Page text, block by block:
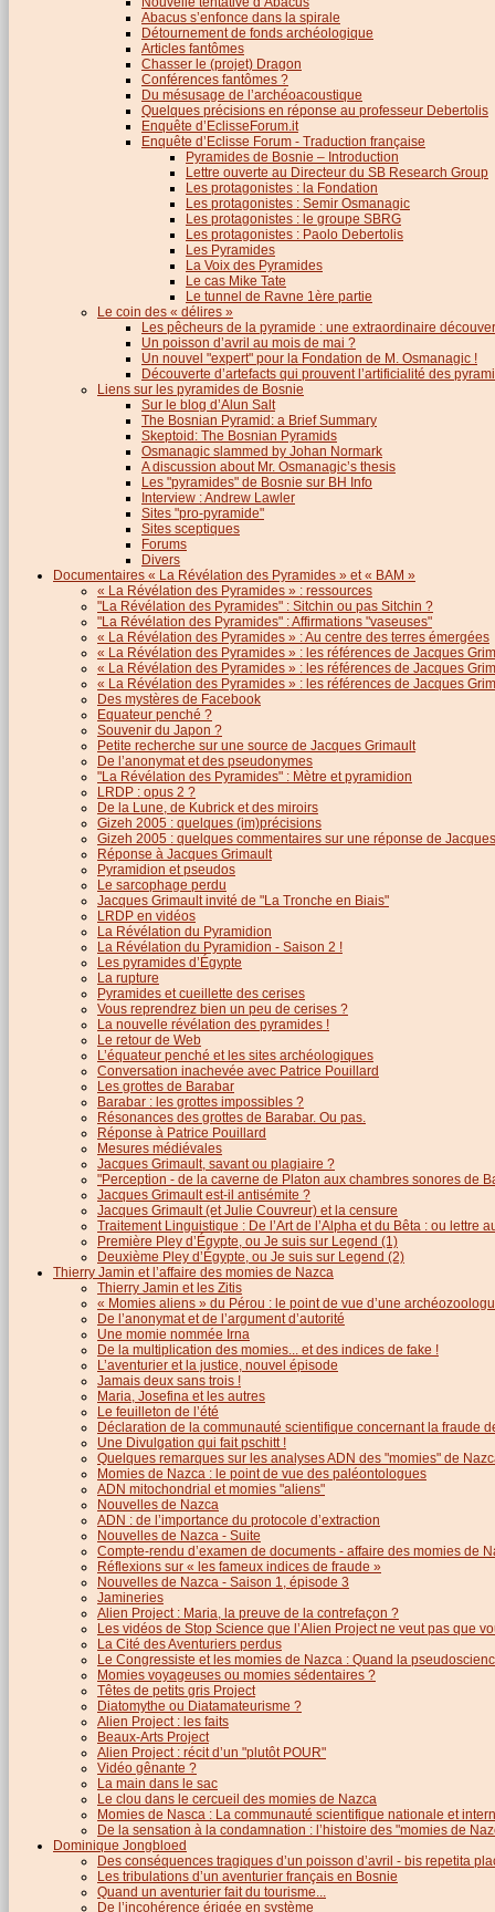
Abacus s’enfonce dans la spirale
Détournement de fonds archéologique
Articles fantômes
Chasser le (projet) Dragon
Conférences fantômes ?
Du mésusage de l’archéoacoustique
Quelques précisions en réponse au professeur Debertolis
Enquête d’EclisseForum.it
Enquête d’Eclisse Forum - Traduction française
Pyramides de Bosnie – Introduction
Lettre ouverte au Directeur du SB Research Group
Les protagonistes : la Fondation
Les protagonistes : Semir Osmanagic
Les protagonistes : le groupe SBRG
Les protagonistes : Paolo Debertolis
Les Pyramides
La Voix des Pyramides
Le cas Mike Tate
Le tunnel de Ravne 1ère partie
Le coin des « délires »
Les pêcheurs de la pyramide : une extraordinaire
Un poisson d’avril au mois de mai ?
Un nouvel "expert" pour la Fondation de M. Osmanagic !
Découverte d’artefacts qui prouvent l’artificialité des
Liens sur les pyramides de Bosnie
Sur le blog d’Alun Salt
The Bosnian Pyramid: a Brief Summary
Skeptoid: The Bosnian Pyramids
Osmanagic slammed by Johan Normark
A discussion about Mr. Osmanagic’s thesis
Les "pyramides" de Bosnie sur BH Info
Interview : Andrew Lawler
Sites "pro-pyramide"
Sites sceptiques
Forums
Divers
Documentaires « La Révélation des Pyramides » et « BAM »
« La Révélation des Pyramides » : ressources
"La Révélation des Pyramides" : Sitchin ou pas Sitchin ?
"La Révélation des Pyramides" : Affirmations "vaseuses"
« La Révélation des Pyramides » : Au centre des terres émergées
« La Révélation des Pyramides » : les références de Jacques
« La Révélation des Pyramides » : les références de Jacques
« La Révélation des Pyramides » : les références de Jacques
Des mystères de Facebook
Equateur penché ?
Souvenir du Japon ?
Petite recherche sur une source de Jacques Grimault
De l’anonymat et des pseudonymes
"La Révélation des Pyramides" : Mètre et pyramidion
LRDP : opus 2 ?
De la Lune, de Kubrick et des miroirs
Gizeh 2005 : quelques (im)précisions
Gizeh 2005 : quelques commentaires sur une réponse de
Réponse à Jacques Grimault
Pyramidion et pseudos
Le sarcophage perdu
Jacques Grimault invité de "La Tronche en Biais"
LRDP en vidéos
La Révélation du Pyramidion
La Révélation du Pyramidion - Saison 2 !
Les pyramides d’Égypte
La rupture
Pyramides et cueillette des cerises
Vous reprendrez bien un peu de cerises ?
La nouvelle révélation des pyramides !
Le retour de Web
L’équateur penché et les sites archéologiques
Conversation inachevée avec Patrice Pouillard
Les grottes de Barabar
Barabar : les grottes impossibles ?
Résonances des grottes de Barabar. Ou pas.
Réponse à Patrice Pouillard
Mesures médiévales
Jacques Grimault, savant ou plagiaire ?
"Perception - de la caverne de Platon aux chambres sonores de
Jacques Grimault est-il antisémite ?
Jacques Grimault (et Julie Couvreur) et la censure
Traitement Linguistique : De l’Art de l’Alpha et du Bêta : ou lettre
Première Pley d’Égypte, ou Je suis sur Legend (1)
Deuxième Pley d’Égypte, ou Je suis sur Legend (2)
Thierry Jamin et l’affaire des momies de Nazca
Thierry Jamin et les Zitis
« Momies aliens » du Pérou : le point de vue d’une
De l’anonymat et de l’argument d’autorité
Une momie nommée Irna
De la multiplication des momies... et des indices de fake !
L’aventurier et la justice, nouvel épisode
Jamais deux sans trois !
Maria, Josefina et les autres
Le feuilleton de l’été
Déclaration de la communauté scientifique concernant la fraude
Une Divulgation qui fait pschitt !
Quelques remarques sur les analyses ADN des "momies" de
Momies de Nazca : le point de vue des paléontologues
ADN mitochondrial et momies "aliens"
Nouvelles de Nazca
ADN : de l’importance du protocole d’extraction
Nouvelles de Nazca - Suite
Compte-rendu d’examen de documents - affaire des momies de
Réflexions sur « les fameux indices de fraude »
Nouvelles de Nazca - Saison 1, épisode 3
Jamineries
Alien Project : Maria, la preuve de la contrefaçon ?
Les vidéos de Stop Science que l’Alien Project ne veut pas que
La Cité des Aventuriers perdus
Le Congressiste et les momies de Nazca : Quand la
Momies voyageuses ou momies sédentaires ?
Têtes de petits gris Project
Diatomythe ou Diatamateurisme ?
Alien Project : les faits
Beaux-Arts Project
Alien Project : récit d’un "plutôt POUR"
Vidéo gênante ?
La main dans le sac
Le clou dans le cercueil des momies de Nazca
Momies de Nasca : La communauté scientifique nationale et
De la sensation à la condamnation : l’histoire des "momies de
Dominique Jongbloed
Des conséquences tragiques d’un poisson d’avril - bis repetita
Les tribulations d’un aventurier français en Bosnie
Quand un aventurier fait du tourisme...
De l’incohérence érigée en système